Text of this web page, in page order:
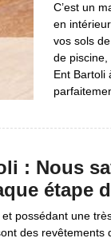
C’est un
en
vos sols
de piscine,
Ent Bartoli
: Nous
étape
possédant une
des